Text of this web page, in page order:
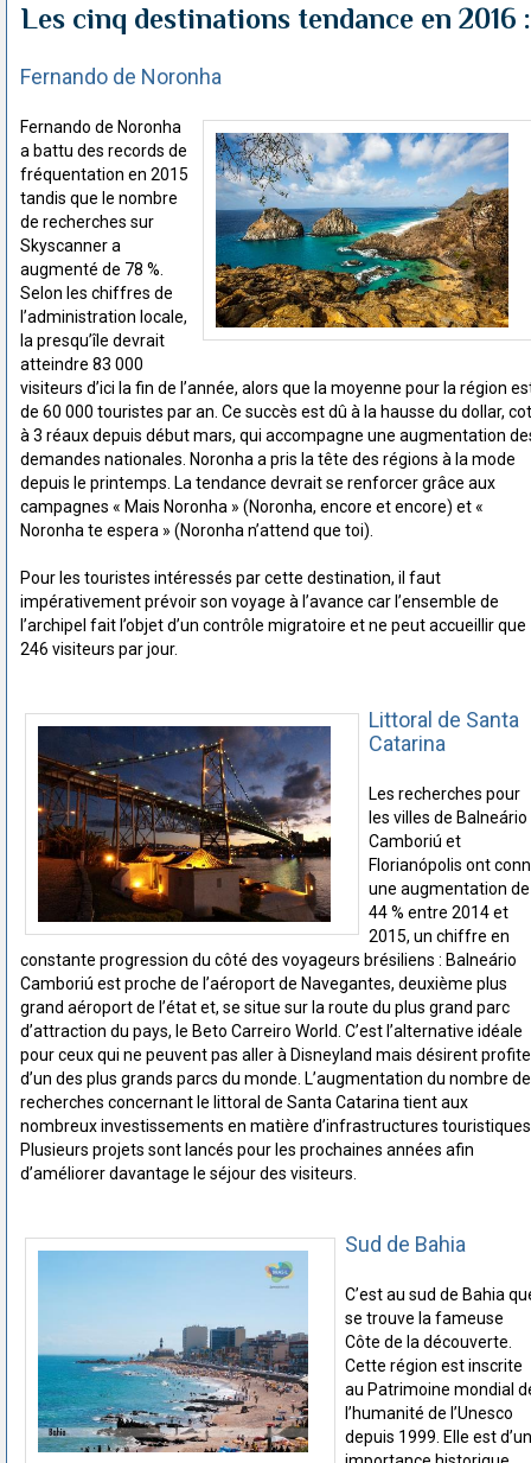
Les cinq destinations tendance en 2016 :
Fernando de Noronha
Fernando de Noronha
a battu des records de
fréquentation en 2015
tandis que le nombre
de recherches sur
Skyscanner a
augmenté de 78 %.
Selon les chiffres de
l’administration locale,
la presqu’île devrait
atteindre 83 000
visiteurs d’ici la fin de l’année, alors que la moyenne pour la région
de 60 000 touristes par an. Ce succès est dû à la hausse du dollar,
à 3 réaux depuis début mars, qui accompagne une augmentation
demandes nationales. Noronha a pris la tête des régions à la mode
depuis le printemps. La tendance devrait se renforcer grâce aux
campagnes « Mais Noronha » (Noronha, encore et encore) et «
Noronha te espera » (Noronha n’attend que toi).
Pour les touristes intéressés par cette destination, il faut
impérativement prévoir son voyage à l’avance car l’ensemble de
l’archipel fait l’objet d’un contrôle migratoire et ne peut accueillir que
246 visiteurs par jour.
Littoral de Santa
Catarina
Les recherches pour
les villes de Balneário
Camboriú et
Florianópolis ont
une augmentation de
44 % entre 2014 et
2015, un chiffre en
constante progression du côté des voyageurs brésiliens : Balneário
Camboriú est proche de l’aéroport de Navegantes, deuxième plus
grand aéroport de l’état et, se situe sur la route du plus grand parc
d’attraction du pays, le Beto Carreiro World. C’est l’alternative idéale
pour ceux qui ne peuvent pas aller à Disneyland mais désirent
d’un des plus grands parcs du monde. L’augmentation du nombre de
recherches concernant le littoral de Santa Catarina tient aux
nombreux investissements en matière d’infrastructures
Plusieurs projets sont lancés pour les prochaines années afin
d’améliorer davantage le séjour des visiteurs.
Sud de Bahia
C’est au sud de Bahia
se trouve la fameuse
Côte de la découverte.
Cette région est inscrite
au Patrimoine mondial
l’humanité de l’Unesco
depuis 1999. Elle est